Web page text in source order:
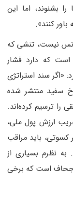
بشنوند، اما این
کنند».
نیست، تنشی که
که دارد فشار
«اگر سند استراتژی
سفید منتشر شده
را ترسیم کرده‌اند.
ارزش پول ملی،
کسوتی، باید مراقب
نظرم بسیاری از
اجحاف است که برخی